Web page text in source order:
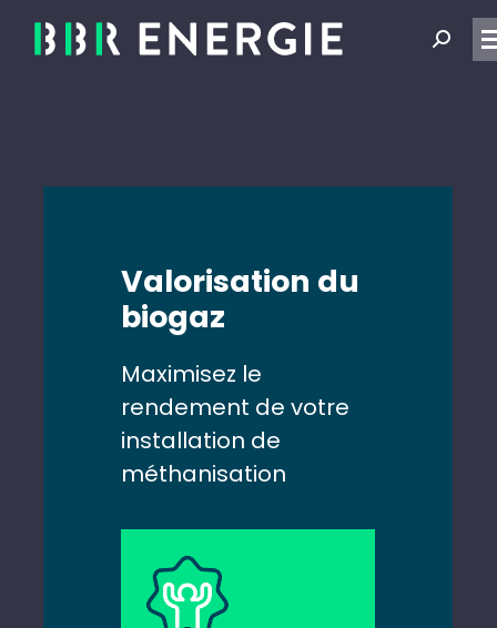
Valorisation du
biogaz
Maximisez le
rendement de votre
installation de
méthanisation